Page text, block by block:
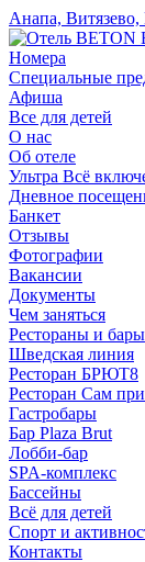
Анапа,
Номера
Специальные
Афиша
Все для детей
О нас
Об отеле
Ультра Всё
Дневное
Банкет
Отзывы
Фотографии
Вакансии
Документы
Чем заняться
Рестораны и бары
Шведская линия
Ресторан БРЮТ8
Ресторан Сам
Гастробары
Бар Plaza Brut
Лобби-бар
SPA-комплекс
Бассейны
Всё для детей
Спорт и
Контакты